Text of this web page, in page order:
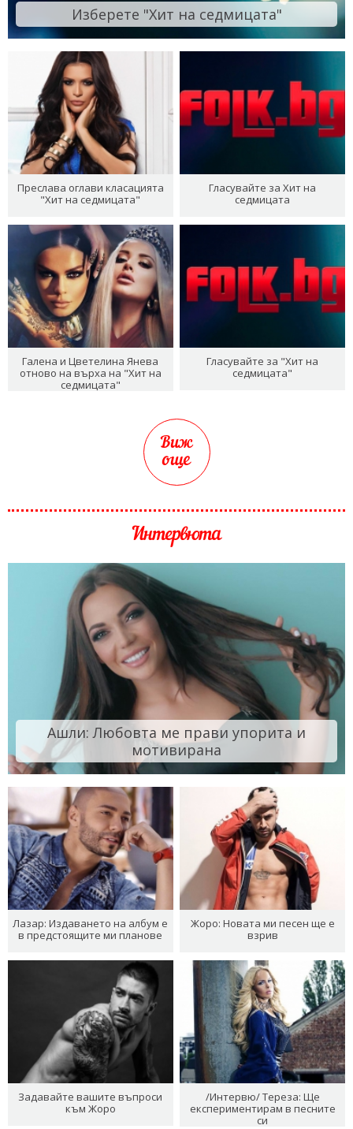
Изберете "Хит на седмицата"
Преслава оглави класацията
"Хит на седмицата"
Гласувайте за Хит на
седмицата
Галена и Цветелина Янева
отново на върха на "Хит на
седмицата"
Гласувайте за "Хит на
седмицата"
Виж
още
Интервюта
Ашли: Любовта ме прави упорита и
мотивирана
Лазар: Издаването на албум е
в предстоящите ми планове
Жоро: Новата ми песен ще е
взрив
Задавайте вашите въпроси
към Жоро
/Интервю/ Тереза: Ще
експериментирам в песните
си